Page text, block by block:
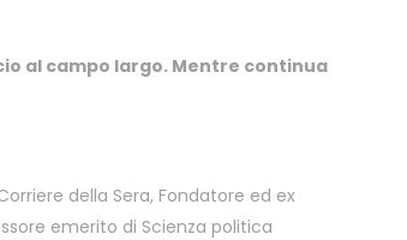
al campo largo. Mentre continua
della Sera, Fondatore ed ex
emerito di Scienza politica